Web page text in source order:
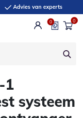
Advies van experts
0 0
1
systeem